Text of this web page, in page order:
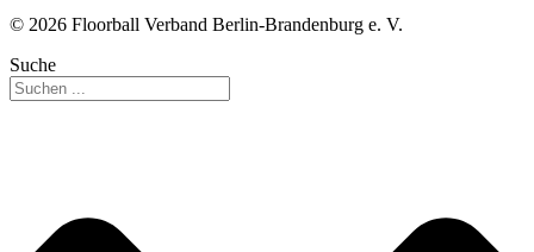
© 2026 Floorball Verband Berlin-Brandenburg e. V.
Suche